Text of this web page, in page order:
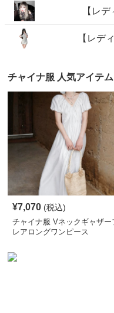
【レ
【レデ
チャイナ服 人気アイテム
¥7,070 (税込)
チャイナ服 Vネックギャザー
レアロングワンピース